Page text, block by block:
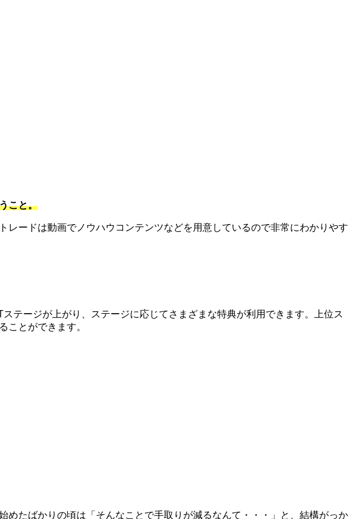
こと。
ードは動画でノウハウコンテンツなどを用意しているので非常にわかりやす
テージが上がり、ステージに応じてさまざまな特典が利用できます。上位ス
ことができます。
たばかりの頃は「そんなことで手取りが減るなんて・・・」と、結構がっか